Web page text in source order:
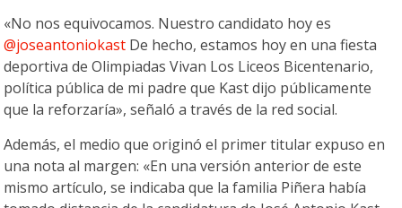
«No nos equivocamos. Nuestro candidato hoy es
@joseantoniokast De hecho, estamos hoy en una fiesta
deportiva de Olimpiadas Vivan Los Liceos Bicentenario,
política pública de mi padre que Kast dijo públicamente
que la reforzaría», señaló a través de la red social.
Además, el medio que originó el primer titular expuso en
una nota al margen: «En una versión anterior de este
mismo artículo, se indicaba que la familia Piñera había